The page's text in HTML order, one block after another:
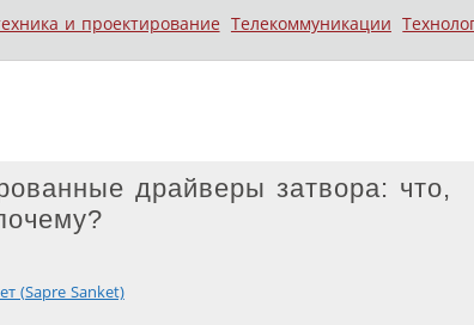
и проектирование Телекоммуникации
драйверы затвора: что,
(Sapre Sanket)